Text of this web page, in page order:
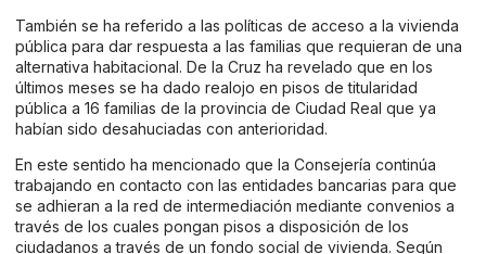
También se ha referido a las políticas de acceso a la vivienda
pública para dar respuesta a las familias que requieran de una
alternativa habitacional. De la Cruz ha revelado que en los
últimos meses se ha dado realojo en pisos de titularidad
pública a 16 familias de la provincia de Ciudad Real que ya
habían sido desahuciadas con anterioridad.
En este sentido ha mencionado que la Consejería continúa
trabajando en contacto con las entidades bancarias para que
se adhieran a la red de intermediación mediante convenios a
través de los cuales pongan pisos a disposición de los
ciudadanos a través de un fondo social de vivienda. Según